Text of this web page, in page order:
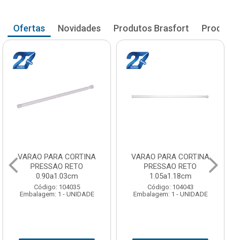
Ofertas Novidades Produtos Brasfort
VARAO PARA CORTINA
PRESSAO RETO
0.90a1.03cm
Código: 104035
Embalagem: 1 - UNIDADE
VARAO PARA CORTINA
PRESSAO RETO
1.05a1.18cm
Código: 104043
Embalagem: 1 - UNIDADE